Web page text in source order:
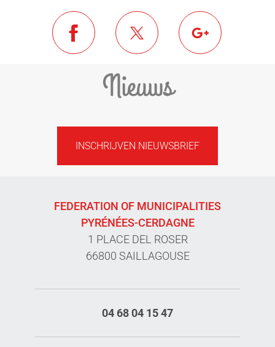
Nieuws
INSCHRIJVEN NIEUWSBRIEF
FEDERATION OF MUNICIPALITIES
PYRÉNÉES-CERDAGNE
1 PLACE DEL ROSER
66800 SAILLAGOUSE
04 68 04 15 47